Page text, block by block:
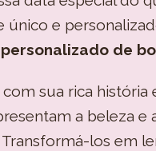
único e
de
sua rica história
a beleza e
Transformá-los em